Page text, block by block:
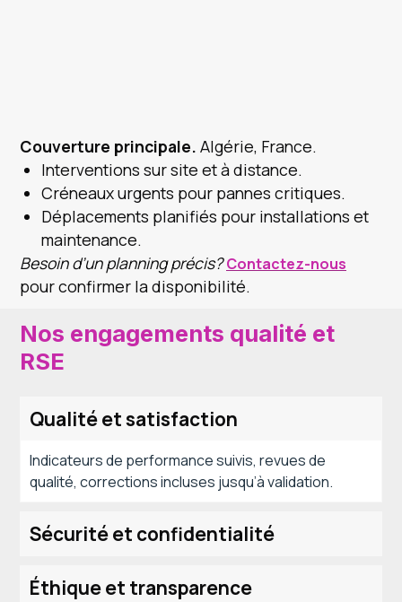
Couverture principale. Algérie, France.
Interventions sur site et à distance.
Créneaux urgents pour pannes critiques.
Déplacements planifiés pour installations et
maintenance.
Besoin d’un planning précis? Contactez-nous
pour confirmer la disponibilité.
Nos engagements qualité et
RSE
Qualité et satisfaction
Indicateurs de performance suivis, revues de
qualité, corrections incluses jusqu’à validation.
Sécurité et confidentialité
Éthique et transparence